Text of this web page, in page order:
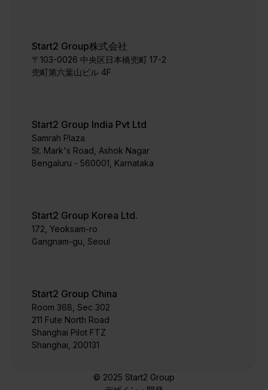
Start2 Group株式会社
〒103-0026 中央区日本橋兜町 17-2
兜町第六葉山ビル 4F
Start2 Group India Pvt Ltd
Samrah Plaza
St. Mark's Road, Ashok Nagar
Bengaluru - 560001, Karnataka
Start2 Group Korea Ltd.
172, Yeoksam-ro
Gangnam-gu, Seoul
Start2 Group China
Room 368, Sec 302
211 Fute North Road
Shanghai Pilot FTZ
Shanghai, 200131
© 2025 Start2 Group